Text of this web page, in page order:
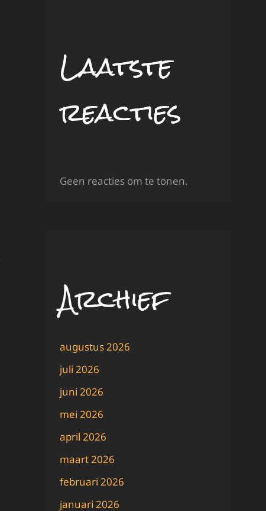
Laatste
reacties
Geen reacties om te tonen.
Archief
augustus 2026
juli 2026
juni 2026
mei 2026
april 2026
maart 2026
februari 2026
januari 2026